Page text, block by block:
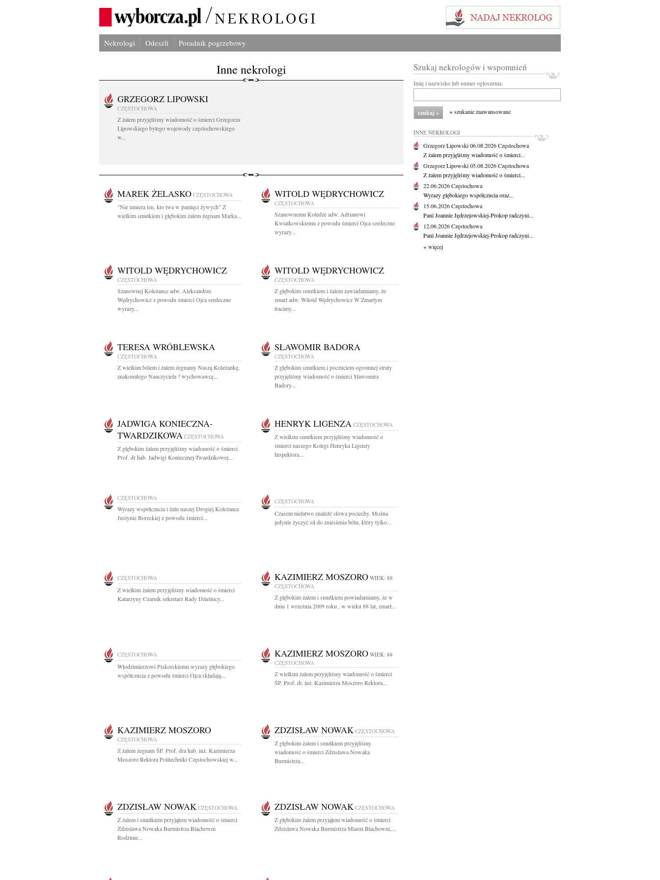
Nekrologi Odeszli Poradnik pogrzebowy
Inne nekrologi
GRZEGORZ LIPOWSKI
CZĘSTOCHOWA
Z żalem przyjęliśmy wiadomość o śmierci Grzegorza
Lipowskiego byłego wojewody częstochowskiego
w...
MAREK ŻELASKO CZĘSTOCHOWA
"Nie umiera ten, kto twa w pamięci żywych" Z
wielkim smutkiem i głębokim żalem żegnam Marka...
WITOLD WĘDRYCHOWICZ
CZĘSTOCHOWA
Szanownemu Koledze adw. Adrianowi
Kwiatkowskiemu z powodu śmierci Ojca serdeczne
wyrazy...
WITOLD WĘDRYCHOWICZ
CZĘSTOCHOWA
Szanownej Koleżance adw. Aleksandrze
Wędrychowicz z powodu śmierci Ojca serdeczne
wyrazy...
WITOLD WĘDRYCHOWICZ
CZĘSTOCHOWA
Z głębokim smutkiem i żalem zawiadamiamy, że
zmarł adw. Witold Wędrychowicz W Zmarłym
tracimy...
TERESA WRÓBLEWSKA
CZĘSTOCHOWA
Z wielkim bólem i żalem żegnamy Naszą Koleżankę,
znakomitego Nauczyciela ? wychowawcę...
SŁAWOMIR BADORA
CZĘSTOCHOWA
Z głębokim smutkiem i poczuciem ogromnej straty
przyjęliśmy wiadomość o śmierci Sławomira
Badory...
JADWIGA KONIECZNA-
TWARDZIKOWA CZĘSTOCHOWA
Z głębokim żalem przyjęliśmy wiadomość o śmierci
Prof. dr hab. Jadwigi Koniecznej-Twardzikowej...
HENRYK LIGENZA CZĘSTOCHOWA
Z wielkim smutkiem przyjęliśmy wiadomość o
śmierci naszego Kolegi Henryka Ligenzy
Inspektora...
CZĘSTOCHOWA
Wyrazy współczucia i żalu naszej Drogiej Koleżance
Justynie Boreckiej z powodu śmierci...
CZĘSTOCHOWA
Czasem niełatwo znaleźć słowa pociechy. Można
jedynie życzyć sił do zniesienia bólu, który tylko...
CZĘSTOCHOWA
Z wielkim żalem przyjęliśmy wiadomość o śmierci
Katarzyny Czarnik sekretarz Rady Dzielnicy...
KAZIMIERZ MOSZORO WIEK: 88
CZĘSTOCHOWA
Z głębokim żalem i smutkiem powiadamiamy, że w
dniu 1 września 2009 roku , w wieku 88 lat, zmarł...
CZĘSTOCHOWA
Włodzimierzowi Piskorskiemu wyrazy głębokiego
współczucia z powodu śmierci Ojca składają...
KAZIMIERZ MOSZORO WIEK: 88
CZĘSTOCHOWA
Z wielkim żalem przyjęliśmy wiadomość o śmierci
ŚP. Prof. dr. inż. Kazimierza Moszoro Rektora...
KAZIMIERZ MOSZORO
CZĘSTOCHOWA
Z żalem żegnam ŚP. Prof. dra hab. inż. Kazimierza
Moszoro Rektora Politechniki Częstochowskiej w...
ZDZISŁAW NOWAK CZĘSTOCHOWA
Z głębokim żalem i smutkiem przyjęliśmy
wiadomość o śmierci Zdzisława Nowaka
Burmistrza...
ZDZISŁAW NOWAK CZĘSTOCHOWA
Z żalem i smutkiem przyjąłem wiadomość o śmierci
Zdzisława Nowaka Burmistrza Blachowni
Rodzinie...
ZDZISŁAW NOWAK CZĘSTOCHOWA
Z głębokim żalem przyjąłem wiadomość o śmierci
Zdzisława Nowaka Burmistrza Miasta Blachowni,...
Szukaj nekrologów i wspomnień
Imię i nazwisko lub numer ogłoszenia:
+ szukanie zaawansowane
INNE NEKROLOGI
Grzegorz Lipowski06.08.2026Częstochowa
Z żalem przyjęliśmy wiadomość o śmierci...
Grzegorz Lipowski05.08.2026Częstochowa
Z żalem przyjęliśmy wiadomość o śmierci...
22.06.2026Częstochowa
Wyrazy głębokiego współczucia oraz...
15.06.2026Częstochowa
Pani Joannie Jędrzejowskiej-Prokop radczyni...
12.06.2026Częstochowa
Pani Joannie Jędrzejowskiej-Prokop radczyni...
+ więcej